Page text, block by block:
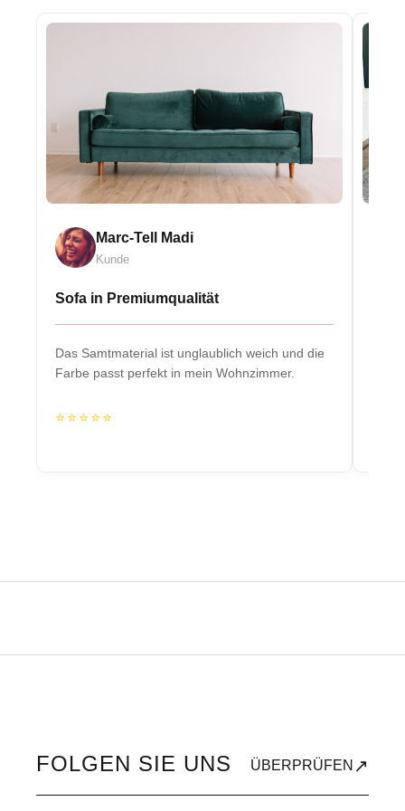
Marc-Tell Madi
Kunde
Sofa in Premiumqualität
Das Samtmaterial ist unglaublich weich und die
Farbe passt perfekt in mein Wohnzimmer.
⭐⭐⭐⭐⭐
FOLGEN SIE UNS ÜBERPRÜFEN ↗